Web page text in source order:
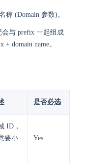
称 (Domain 参数)。
与 prefix 一起组成
domain name。
是否必选
ID，
要小
Yes